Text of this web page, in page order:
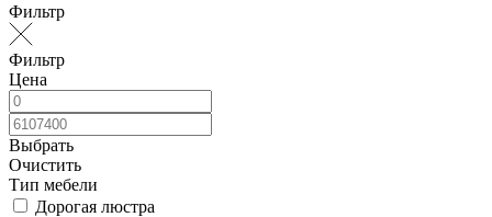
Фильтр
Фильтр
Цена
Выбрать
Очистить
Тип мебели
Дорогая люстра